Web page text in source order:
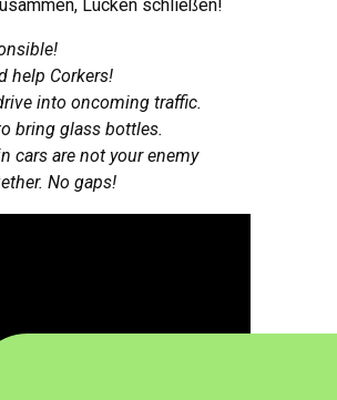
Lücken schließen!
help Corkers!
into oncoming traffic.
bring glass bottles.
cars are not your enemy
No gaps!